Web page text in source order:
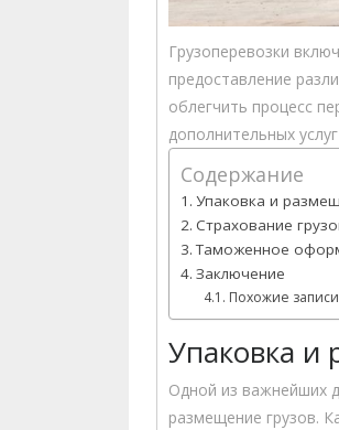
Грузоперевозки
предоставление
облегчить процесс
дополнительных
Содержание
Упаковка и
Страхование
Таможенное
Заключение
Похожие
Упаковка и
Одной из важнейших
размещение грузов.